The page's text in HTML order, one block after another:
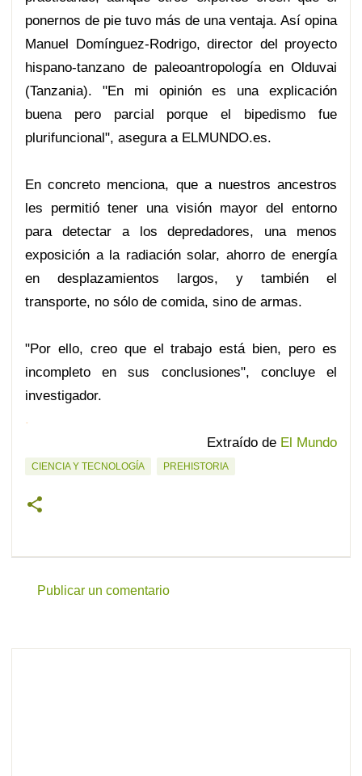
ponernos de pie tuvo más de una ventaja. Así opina
Manuel Domínguez-Rodrigo, director del proyecto
hispano-tanzano de paleoantropología en Olduvai
(Tanzania). "En mi opinión es una explicación
buena pero parcial porque el bipedismo fue
plurifuncional", asegura a ELMUNDO.es.
En concreto menciona, que a nuestros ancestros
les permitió tener una visión mayor del entorno
para detectar a los depredadores, una menos
exposición a la radiación solar, ahorro de energía
en desplazamientos largos, y también el
transporte, no sólo de comida, sino de armas.
"Por ello, creo que el trabajo está bien, pero es
incompleto en sus conclusiones", concluye el
investigador.
.
Extraído de El Mundo
CIENCIA Y TECNOLOGÍA PREHISTORIA
Publicar un comentario